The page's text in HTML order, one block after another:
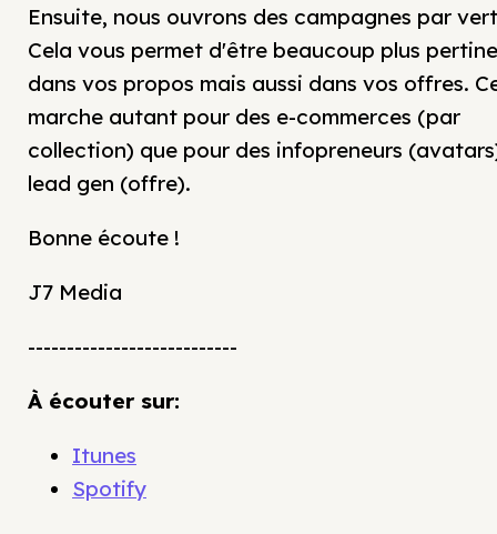
Ensuite, nous ouvrons des campagnes par
Cela vous permet d'être beaucoup plus
dans vos propos mais aussi dans vos offres.
marche autant pour des e-commerces (par
collection) que pour des infopreneurs
lead gen (offre).
Bonne écoute !
J7 Media
---------------------------
À écouter sur:
Itunes
Spotify